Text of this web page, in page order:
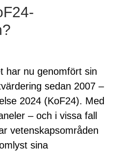
har nu genomfört sin
sedan 2007 –
2024 (KoF24). Med
– och i vissa fall
vetenskapsområden
sina